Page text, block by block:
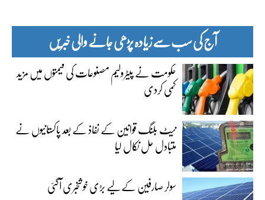
آج کی سب سے زیادہ پڑھی جانے والی خبریں
حکومت نے پیٹرولیم مصنوعات کی قیمتوں میں مزید
کمی کردی
نیٹ بلنگ قوانین کے نفاذ کے بعد پاکستانیوں نے
متبادل حل نکال لیا
سولر صارفین کے لیے بڑی خوشخبری آگئی